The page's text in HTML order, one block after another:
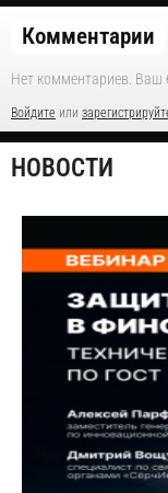
Комментарии
Нет комментариев. Ваш
Войдите или
НОВОСТИ